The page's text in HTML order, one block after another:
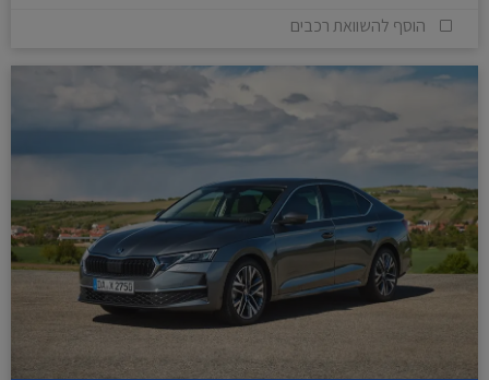
הוסף להשוואת רכבים